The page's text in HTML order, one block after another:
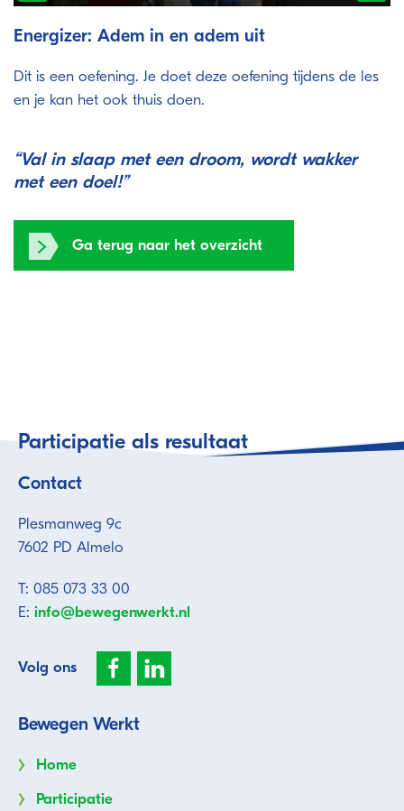
Play
Energizer: Adem in en adem uit
Dit is een oefening. Je doet deze oefening tijdens de les
en je kan het ook thuis doen.
“Val in slaap met een droom, wordt wakker
met een doel!”
Ga terug naar het overzicht
Participatie als resultaat
Contact
Plesmanweg 9c
7602 PD Almelo
T: 085 073 33 00
E: info@bewegenwerkt.nl
Volg ons
Bewegen Werkt
Home
Participatie